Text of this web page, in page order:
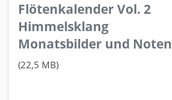
Flötenkalender Vol. 2
Himmelsklang
Monatsbilder und Noten
(22,5 MB)